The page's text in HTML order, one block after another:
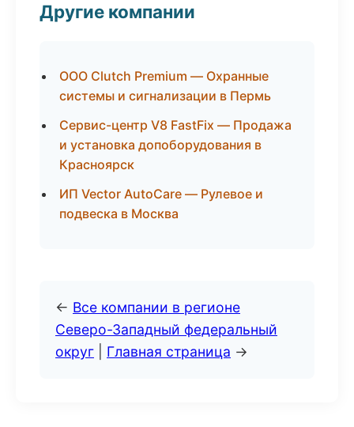
Другие компании
ООО Clutch Premium — Охранные
системы и сигнализации в Пермь
Сервис-центр V8 FastFix — Продажа
и установка допоборудования в
Красноярск
ИП Vector AutoCare — Рулевое и
подвеска в Москва
← Все компании в регионе
Северо-Западный федеральный
округ
Главная страница →